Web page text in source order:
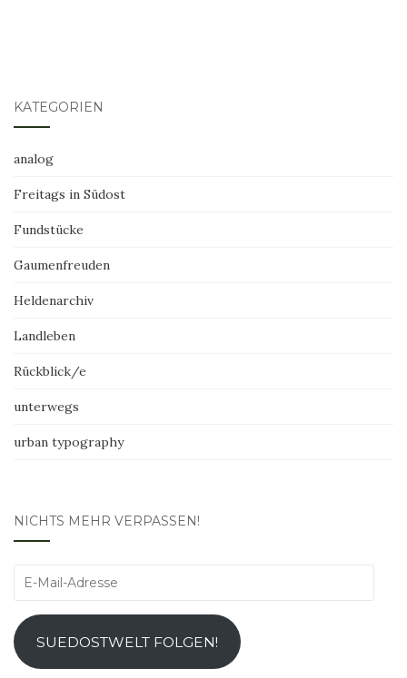
KATEGORIEN
analog
Freitags in Südost
Fundstücke
Gaumenfreuden
Heldenarchiv
Landleben
Rückblick/e
unterwegs
urban typography
NICHTS MEHR VERPASSEN!
E-
Adresse
SUEDOSTWELT FOLGEN!